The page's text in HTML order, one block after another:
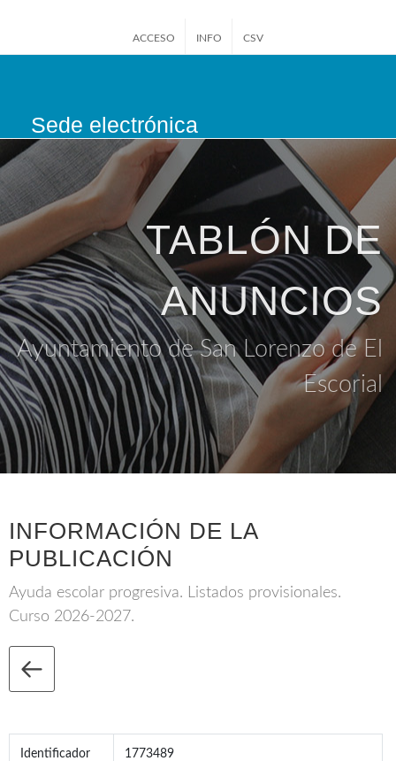
ACCESO INFO CSV
Sede electrónica
San Lorenzo de El
Escorial
TABLÓN DE
ANUNCIOS
Ayuntamiento de San Lorenzo de El
Escorial
INFORMACIÓN DE LA
PUBLICACIÓN
Ayuda escolar progresiva. Listados provisionales.
Curso 2026-2027.
Identificador 1773489